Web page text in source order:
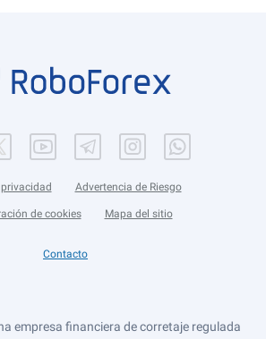
Advertencia de Riesgo
de cookies Mapa del sitio
Contacto
empresa financiera de corretaje regulada